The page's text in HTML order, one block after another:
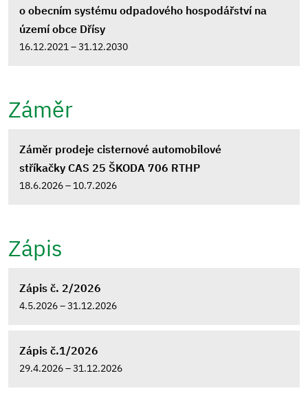
o obecním systému odpadového hospodářství na
území obce Dřísy
16.12.2021 – 31.12.2030
Záměr
Záměr prodeje cisternové automobilové
stříkačky CAS 25 ŠKODA 706 RTHP
18.6.2026 – 10.7.2026
Zápis
Zápis č. 2/2026
4.5.2026 – 31.12.2026
Zápis č.1/2026
29.4.2026 – 31.12.2026